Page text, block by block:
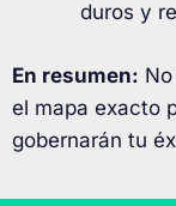
duros y
En resumen:
el mapa exacto
gobernarán tu